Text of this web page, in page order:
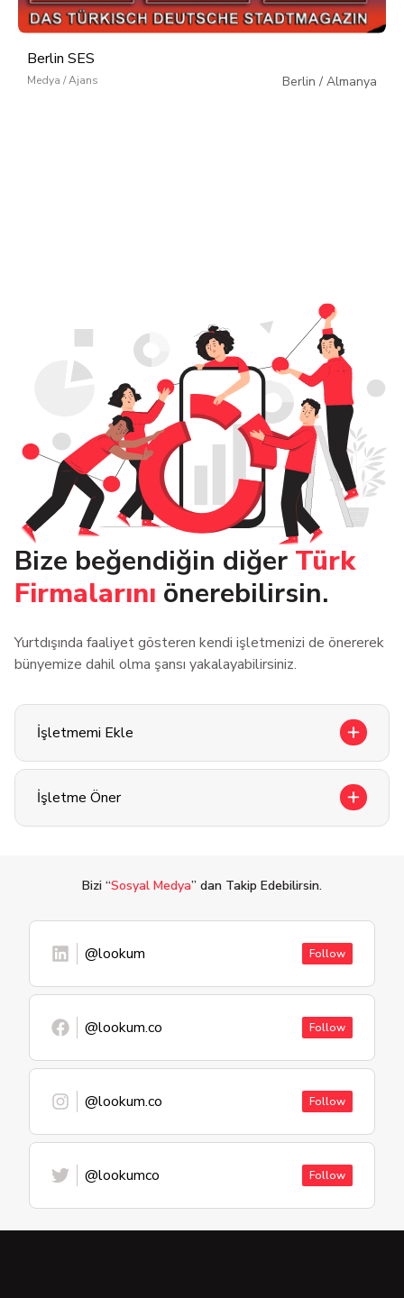
Berlin SES
Medya / Ajans Berlin / Almanya
Bize beğendiğin diğer Türk
Firmalarını önerebilirsin.
Yurtdışında faaliyet gösteren kendi işletmenizi de önererek
bünyemize dahil olma şansı yakalayabilirsiniz.
İşletmemi Ekle
İşletme Öner
Bizi “Sosyal Medya” dan Takip Edebilirsin.
@lookum Follow
@lookum.co Follow
@lookum.co Follow
@lookumco Follow